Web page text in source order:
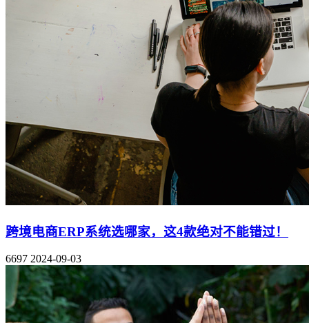
跨境电商ERP系统选哪家，这4款绝对不能错过！
6697 2024-09-03